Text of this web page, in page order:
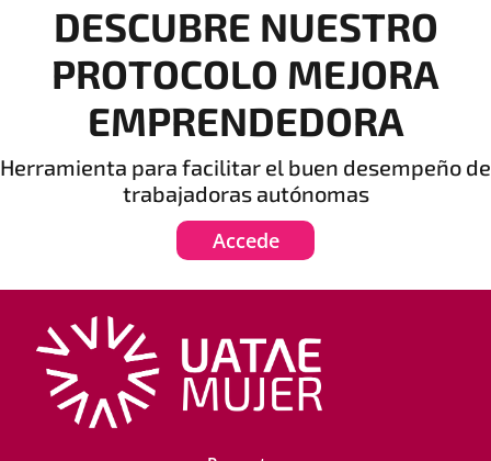
DESCUBRE NUESTRO
PROTOCOLO MEJORA
EMPRENDEDORA
Herramienta para facilitar el buen desempeño de
trabajadoras autónomas
Accede